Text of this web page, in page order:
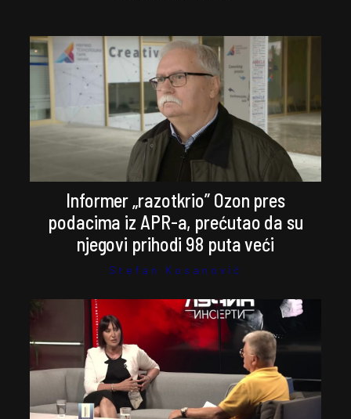
Informer „razotkrio” Ozon pres
podacima iz APR-a, prećutao da su
njegovi prihodi 98 puta veći
Stefan Kosanović